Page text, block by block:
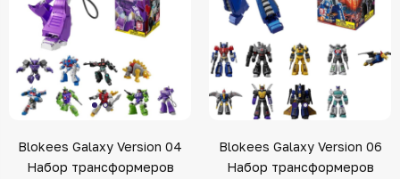
Blokees Galaxy Version 04
Набор трансформеров
Blokees Galaxy Version 06
Набор трансформеров